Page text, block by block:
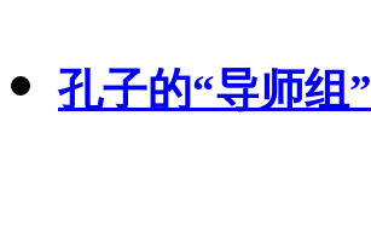
孔子的“导师组”